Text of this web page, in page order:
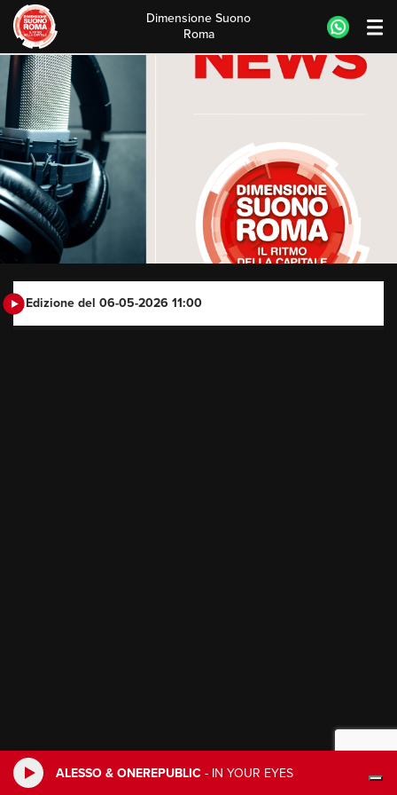
ALESSO & ONEREPUBLIC - IN YOUR EYES
Skip
to
content
Dimensione Suono
Roma
Edizione del 06-05-2026 11:00